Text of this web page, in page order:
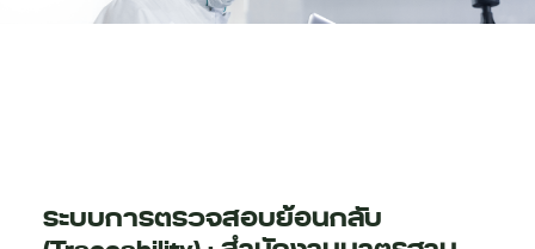
ระบบการตรวจสอบย้อนกลับ